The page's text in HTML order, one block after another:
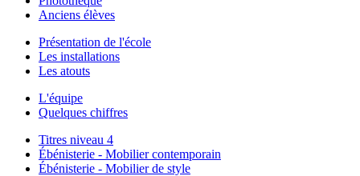
Anciens élèves
Présentation de l'école
Les installations
Les atouts
L'équipe
Quelques chiffres
Titres niveau 4
Ébénisterie - Mobilier contemporain
Ébénisterie - Mobilier de style